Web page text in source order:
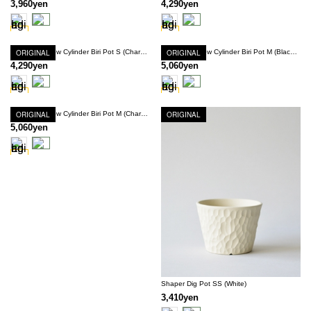
3,960yen 4,290yen
ORIGINAL Shaper Shallow Cylinder Biri Pot S (Charcoal Gray Marble)
4,290yen
ORIGINAL Shaper Shallow Cylinder Biri Pot M (Black Marble)
5,060yen
ORIGINAL Shaper Shallow Cylinder Biri Pot M (Charcoal Gray Marble)
5,060yen
ORIGINAL
Shaper Dig Pot SS (White)
3,410yen